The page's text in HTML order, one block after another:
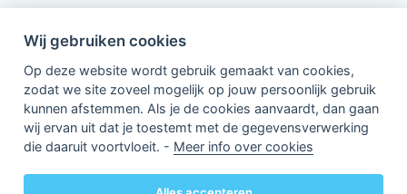
Verbonden Agent, BE0478416866
van KBC Verzekeringen nv
3000 Leuven - Belgie
Wij gebruiken cookies
Op deze website wordt gebruik gemaakt van cookies,
zodat we site zoveel mogelijk op jouw persoonlijk gebruik
kunnen afstemmen. Als je de cookies aanvaardt, dan gaan
wij ervan uit dat je toestemt met de gegevensverwerking
die daaruit voortvloeit. - Meer info over cookies